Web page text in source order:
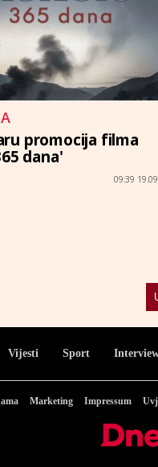
promocija filma
dana'
09:39
Vijesti Sport
Marketing Impressum